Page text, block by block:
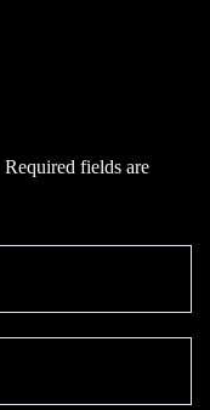
Required fields are